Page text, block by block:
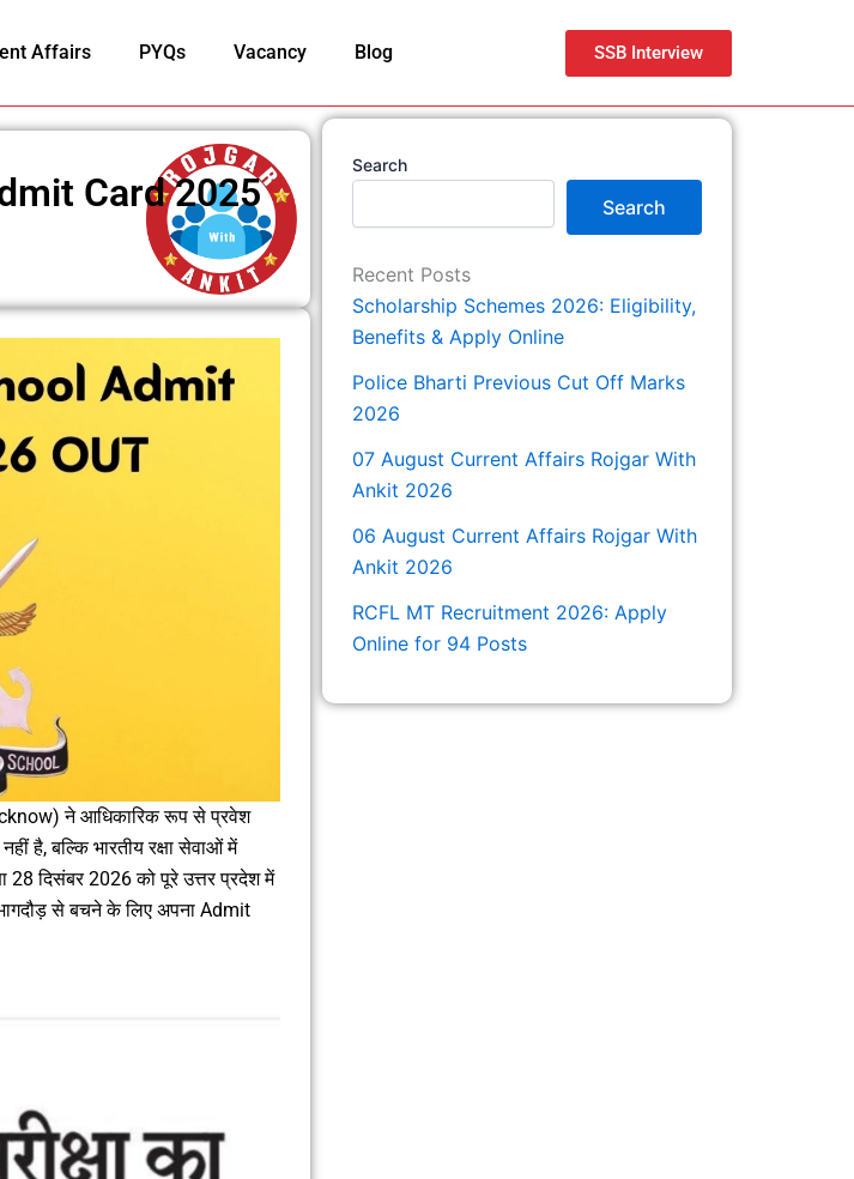
Affairs PYQs Vacancy Blog SSB Interview
Card 2025
ने आधिकारिक रूप से प्रवेश
है, बल्कि भारतीय रक्षा सेवाओं में
28 दिसंबर 2026 को पूरे उत्तर प्रदेश में
से बचने के लिए अपना Admit
Search
Search
Recent Posts
Scholarship Schemes 2026: Eligibility,
Benefits & Apply Online
Police Bharti Previous Cut Off Marks
2026
07 August Current Affairs Rojgar With
Ankit 2026
06 August Current Affairs Rojgar With
Ankit 2026
RCFL MT Recruitment 2026: Apply
Online for 94 Posts